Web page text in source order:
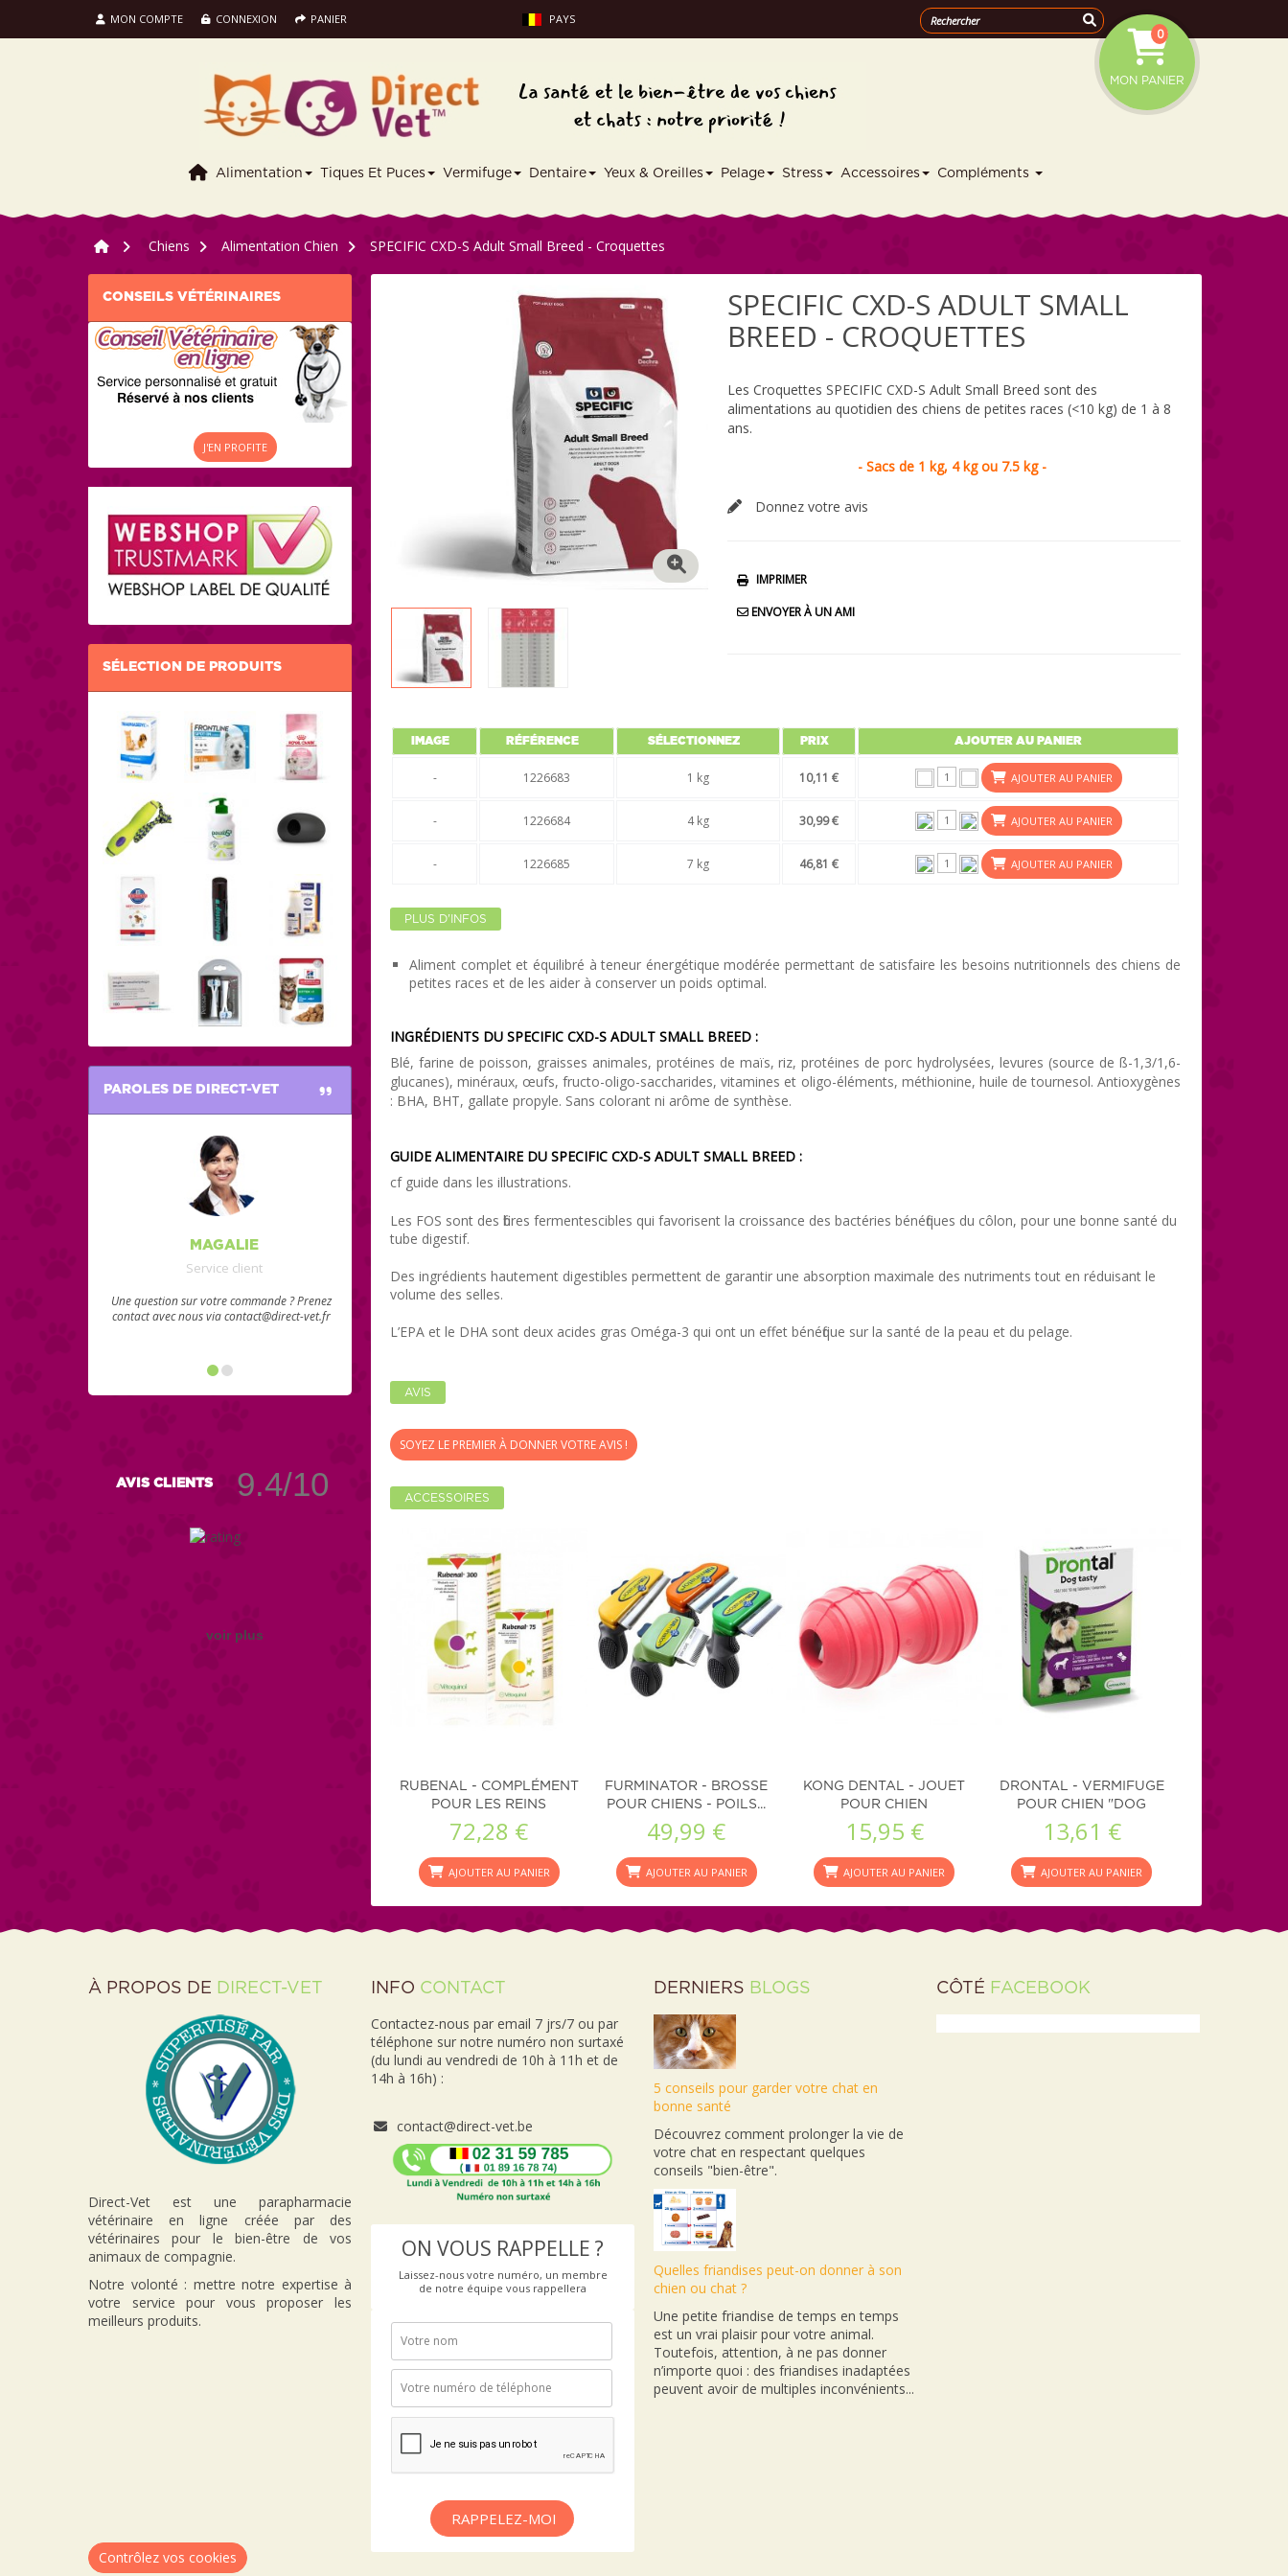
MON COMPTE CONNEXION PANIER PAYS
MON PANIER
0
Alimentation Tiques Et Puces Vermifuge Dentaire Yeux & Oreilles Pelage Stress Accessoires Compléments
> Chiens > Alimentation Chien > SPECIFIC CXD-S Adult Small Breed - Croquettes
CONSEILS VÉTÉRINAIRES
J'EN PROFITE
SÉLECTION DE PRODUITS
PAROLES DE DIRECT-VET
MAGALIE
Service client
Une question sur votre commande ? Prenez
contact avec nous via contact@direct-vet.fr
AVIS CLIENTS 9.4/10
voir plus
SPECIFIC CXD-S ADULT SMALL
BREED - CROQUETTES
Les Croquettes SPECIFIC CXD-S Adult Small Breed sont des
alimentations au quotidien des chiens de petites races (<10 kg) de 1 à 8
ans.
- Sacs de 1 kg, 4 kg ou 7.5 kg -
Donnez votre avis
IMPRIMER
ENVOYER À UN AMI
IMAGE RÉFÉRENCE SÉLECTIONNEZ PRIX AJOUTER AU PANIER
- 1226683 1 kg 10,11 € AJOUTER AU PANIER
- 1226684 4 kg 30,99 € AJOUTER AU PANIER
- 1226685 7 kg 46,81 € AJOUTER AU PANIER
PLUS D'INFOS
Aliment complet et équilibré à teneur énergétique modérée permettant de satisfaire les besoins nutritionnels des chiens de
petites races et de les aider à conserver un poids optimal.
INGRÉDIENTS DU SPECIFIC CXD-S ADULT SMALL BREED :
Blé, farine de poisson, graisses animales, protéines de maïs, riz, protéines de porc hydrolysées, levures (source de ß-1,3/1,6-
glucanes), minéraux, œufs, fructo-oligo-saccharides, vitamines et oligo-éléments, méthionine, huile de tournesol. Antioxygènes
: BHA, BHT, gallate propyle. Sans colorant ni arôme de synthèse.
GUIDE ALIMENTAIRE DU SPECIFIC CXD-S ADULT SMALL BREED :
cf guide dans les illustrations .
Les FOS sont des fibres fermentescibles qui favorisent la croissance des bactéries bénéfiques du côlon, pour une bonne santé du
tube digestif.
Des ingrédients hautement digestibles permettent de garantir une absorption maximale des nutriments tout en réduisant le
volume des selles.
L’EPA et le DHA sont deux acides gras Oméga-3 qui ont un effet bénéfique sur la santé de la peau et du pelage.
AVIS
SOYEZ LE PREMIER À DONNER VOTRE AVIS !
ACCESSOIRES
RUBENAL - COMPLÉMENT
POUR LES REINS
72,28 €
AJOUTER AU PANIER
FURMINATOR - BROSSE
POUR CHIENS - POILS...
49,99 €
AJOUTER AU PANIER
KONG DENTAL - JOUET
POUR CHIEN
15,95 €
AJOUTER AU PANIER
DRONTAL - VERMIFUGE
POUR CHIEN "DOG
FLAVOUR"
13,61 €
AJOUTER AU PANIER
À PROPOS DE DIRECT-VET
Direct-Vet est une parapharmacie
vétérinaire en ligne créée par des
vétérinaires pour le bien-être de vos
animaux de compagnie.
Notre volonté : mettre notre expertise à
votre service pour vous proposer les
meilleurs produits.
INFO CONTACT
Contactez-nous par email 7 jrs/7 ou par
téléphone sur notre numéro non surtaxé
(du lundi au vendredi de 10h à 11h et de
14h à 16h) :
contact@direct-vet.be
ON VOUS RAPPELLE ?
Laissez-nous votre numéro, un membre
de notre équipe vous rappellera
RAPPELEZ-MOI
DERNIERS BLOGS
5 conseils pour garder votre chat en
bonne santé
Découvrez comment prolonger la vie de
votre chat en respectant quelques
conseils "bien-être".
Quelles friandises peut-on donner à son
chien ou chat ?
Une petite friandise de temps en temps
est un vrai plaisir pour votre animal.
Toutefois, attention, à ne pas donner
n’importe quoi : des friandises inadaptées
peuvent avoir de multiples inconvénients...
CÔTÉ FACEBOOK
Contrôlez vos cookies